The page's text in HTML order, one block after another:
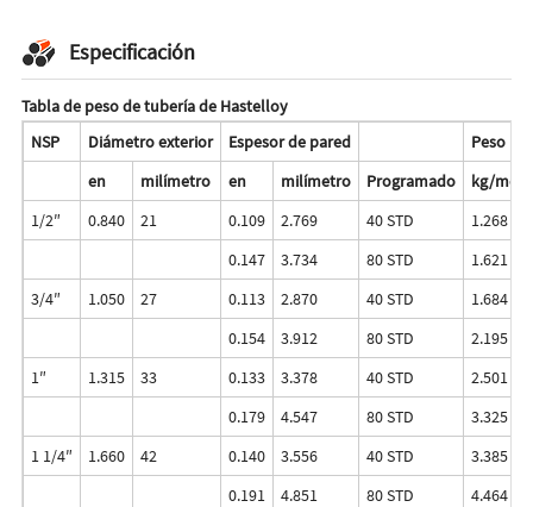
Especificación
Tabla de peso de tubería de Hastelloy
NSP
Diámetro exterior Espesor de pared
Peso
en
milímetro en milímetro Programado
kg/
1/2″
0.840 21 0.109 2.769 40 STD
1.268
0.147
3.734 80 STD
1.621
3/4″
1.050 27 0.113 2.870 40 STD
1.684
0.154
3.912 80 STD
2.195
1″
1.315 33 0.133 3.378 40 STD
2.501
0.179
4.547 80 STD
3.325
1 1/4″
1.660 42 0.140 3.556 40 STD
3.385
0.191
4.851 80 STD
4.464